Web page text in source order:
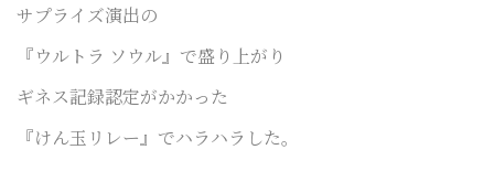
サプライズ演出の
『ウルトラ ソウル』で盛り上がり
ギネス記録認定がかかった
『けん玉リレー』でハラハラした。